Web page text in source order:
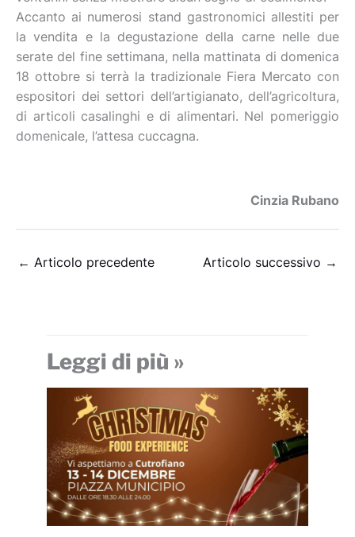
Accanto ai numerosi stand gastronomici allestiti per
la vendita e la degustazione della carne nelle due
serate del fine settimana, nella mattinata di domenica
18 ottobre si terrà la tradizionale Fiera Mercato con
espositori dei settori dell’artigianato, dell’agricoltura,
di articoli casalinghi e di alimentari. Nel pomeriggio
domenicale, l’attesa cuccagna.
Cinzia Rubano
← Articolo precedente Articolo successivo →
Leggi di più »